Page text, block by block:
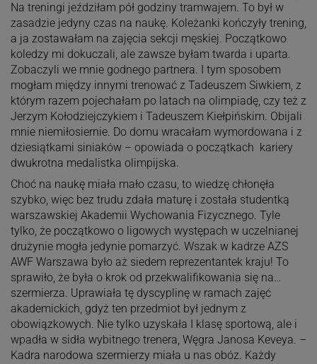
Na treningi jeździłam pół godziny tramwajem. To był w
zasadzie jedyny czas na naukę. Koleżanki kończyły trening,
a ja zostawałam na zajęcia sekcji męskiej. Początkowo
koledzy mi dokuczali, ale zawsze byłam twarda i uparta.
Zobaczyli we mnie godnego partnera. I tym sposobem
mogłam między innymi trenować z Tadeuszem Siwkiem, z
którym razem pojechałam po latach na olimpiadę, czy też z
Jerzym Kołodziejczykiem i Tadeuszem Kiełpińskim. Obijali
mnie niemiłosiernie. Do domu wracałam wymordowana i z
dziesiątkami siniaków – opowiada o początkach kariery
dwukrotna medalistka olimpijska.
Choć na naukę miała mało czasu, to wiedzę chłonęła
szybko, więc bez trudu zdała maturę i została studentką
warszawskiej Akademii Wychowania Fizycznego. Tyle
tylko, że początkowo o ligowych występach w uczelnianej
drużynie mogła jedynie pomarzyć. Wszak w kadrze AZS
AWF Warszawa było aż siedem reprezentantek kraju! To
sprawiło, że była o krok od przekwalifikowania się na…
szermierza. Uprawiała tę dyscyplinę w ramach zajęć
akademickich, gdyż ten przedmiot był jednym z
obowiązkowych. Nie tylko uzyskała I klasę sportową, ale i
wpadła w sidła wybitnego trenera, Węgra Janosa Keveya. –
Kadra narodowa szermierzy miała u nas obóz. Każdy